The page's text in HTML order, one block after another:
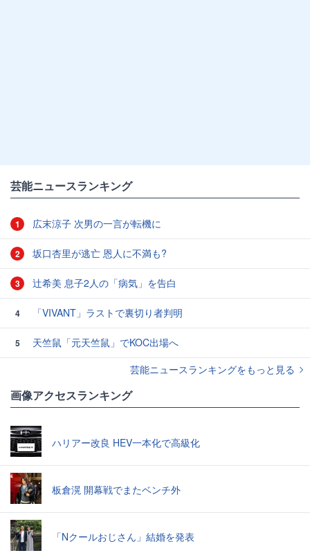
芸能ニュースランキング
1 広末涼子 次男の一言が転機に
2 坂口杏里が逃亡 恩人に不満も?
3 辻希美 息子2人の「病気」を告白
4 「VIVANT」ラストで裏切り者判明
5
天竺鼠「元天竺鼠」でKOC出場へ
芸能ニュースランキングをもっと見る
画像アクセスランキング
ハリアー改良 HEV一本化で高級化
板倉滉 開幕戦でまたベンチ外
「Nクールおじさん」結婚を発表